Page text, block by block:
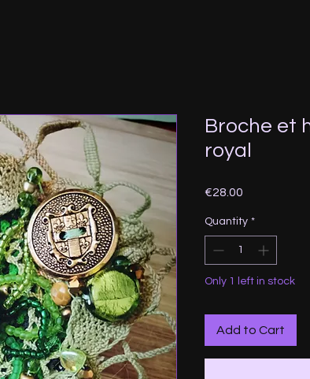
Broche et
royal
€28.00
Quantity *
Only 1 left in stock
Add to Cart